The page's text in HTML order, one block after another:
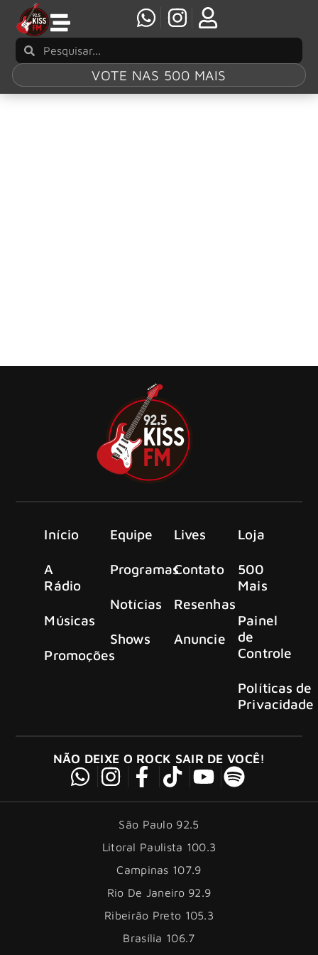
VOTE NAS 500 MAIS
Início
A
Rádio
Músicas
Promoções
Equipe
Programas
Notícias
Shows
Lives
Contato
Resenhas
Anuncie
Loja
500
Mais
Painel
de
Controle
Políticas de
Privacidade
NÃO DEIXE O ROCK SAIR DE VOCÊ!
São Paulo 92.5
Litoral Paulista 100.3
Campinas 107.9
Rio De Janeiro 92.9
Ribeirão Preto 105.3
Brasília 106.7